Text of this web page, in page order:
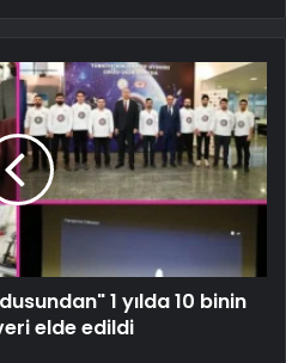
1 yılda 10 binin
elde edildi